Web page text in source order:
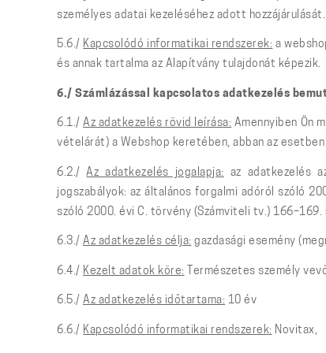
személyes adatai kezeléséhez adott
5.6./ Kapcsolódó informatikai rendszerek: a
és annak tartalma az Alapítvány tulajdonát képezik.
6./ Számlázással kapcsolatos adatkezelés
6.1./Az adatkezelés rövid leírása: Amennyiben Ön
vételárát) a Webshop keretében, abban az
6.2./Az adatkezelés jogalapja:
az adatkezelés
jogszabályok: az általános forgalmi adóról szóló
szóló 2000. évi C. törvény (Számviteli tv.)
6.3./ Az adatkezelés célja: gazdasági esemény
6.4./ Kezelt adatok köre: Természetes személy
6.5./ Az adatkezelés időtartama: 10 év
6.6./ Kapcsolódó informatikai rendszerek: Novitax,